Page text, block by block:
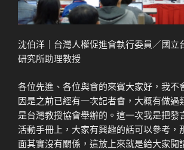
沈伯洋｜台灣人權促進會執行委員／國立
研究所助理教授
各位先進、各位與會的來賓大家好，我不
因是之前已經有一次記者會，大概有做過
是台灣教授協會舉辦的。這一次我是把發
活動手冊上，大家有興趣的話可以參考，
面其實沒有關係，這放上來就是給大家閱